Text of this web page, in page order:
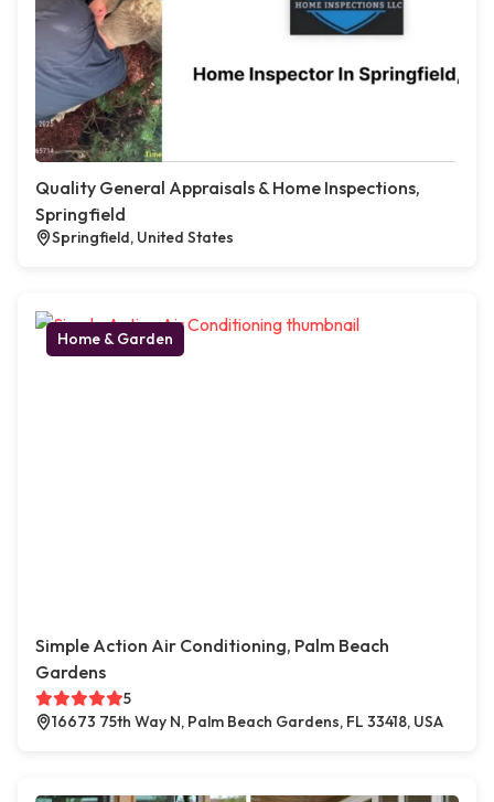
Quality General Appraisals & Home Inspections,
Springfield
Springfield, United States
Home & Garden
Simple Action Air Conditioning, Palm Beach
Gardens
5
16673 75th Way N, Palm Beach Gardens, FL 33418, USA